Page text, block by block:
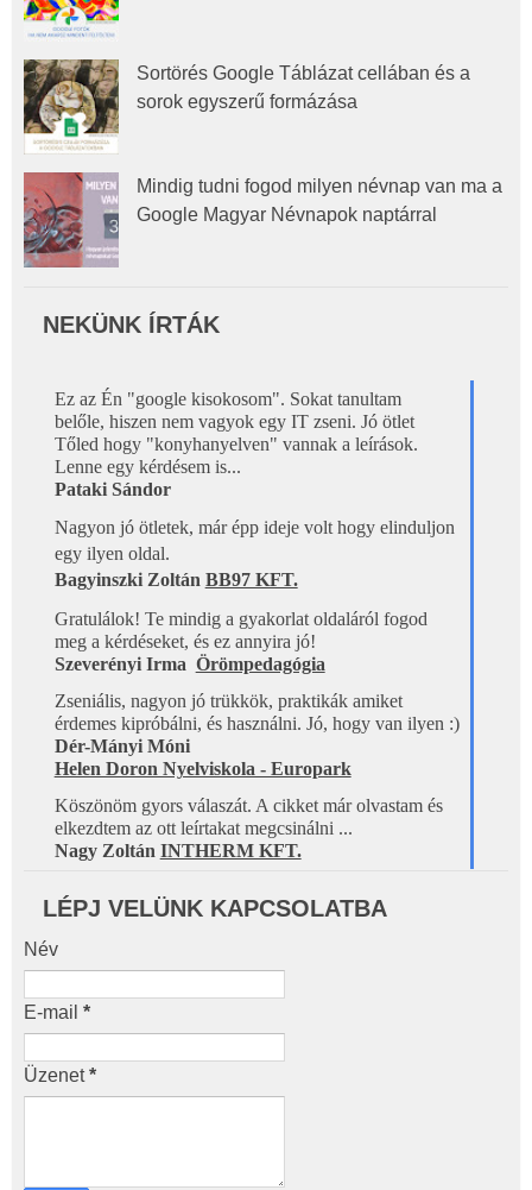
Sortörés Google Táblázat cellában és a
sorok egyszerű formázása
Mindig tudni fogod milyen névnap van ma a
Google Magyar Névnapok naptárral
NEKÜNK ÍRTÁK
Ez az Én "google kisokosom". Sokat tanultam
belőle, hiszen nem vagyok egy IT zseni. Jó ötlet
Tőled hogy "konyhanyelven" vannak a leírások.
Lenne egy kérdésem is...
Pataki Sándor
Nagyon jó ötletek, már épp ideje volt hogy elinduljon
egy ilyen oldal.
Bagyinszki Zoltán BB97 KFT.
Gratulálok! Te mindig a gyakorlat oldaláról fogod
meg a kérdéseket, és ez annyira jó!
Szeverényi Irma Örömpedagógia
Zseniális, nagyon jó trükkök, praktikák amiket
érdemes kipróbálni, és használni. Jó, hogy van ilyen :)
Dér-Mányi Móni
Helen Doron Nyelviskola - Europark
Köszönöm gyors válaszát. A cikket már olvastam és
elkezdtem az ott leírtakat megcsinálni ...
Nagy Zoltán INTHERM KFT.
LÉPJ VELÜNK KAPCSOLATBA
Név
E-mail *
Üzenet*